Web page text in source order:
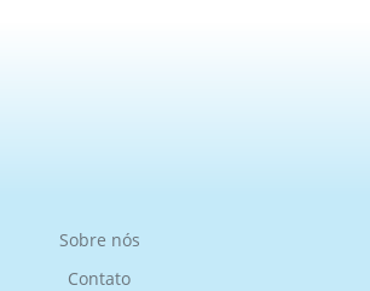
Sobre nós
Contato